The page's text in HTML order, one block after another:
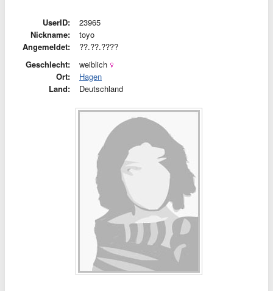
UserID:
23965
Nickname:
toyo
Angemeldet:
??.??.????
Geschlecht:
weiblich
Ort:
Hagen
Land:
Deutschland